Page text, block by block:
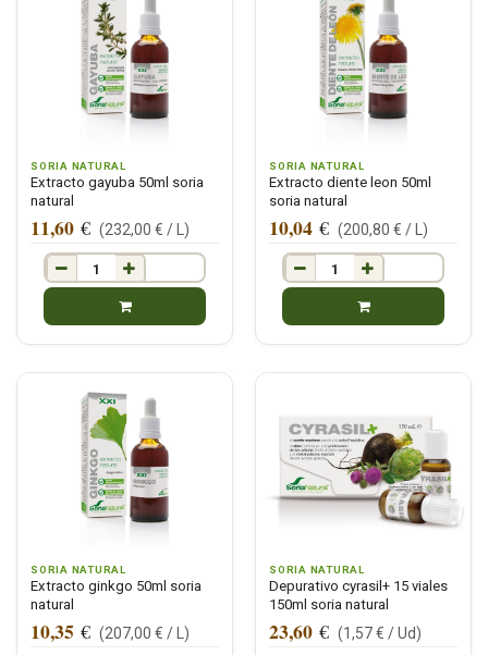
SORIA NATURAL
Extracto gayuba 50ml soria
natural
11,60 € (232,00 € / )
SORIA NATURAL
Extracto diente leon 50ml
soria natural
10,04 € (200,80 € / )
SORIA NATURAL
Extracto ginkgo 50ml soria
natural
10,35 € (207,00 € / )
SORIA NATURAL
Depurativo cyrasil+ 15 viales
150ml soria natural
23,60 € (1,57€ /Ud)